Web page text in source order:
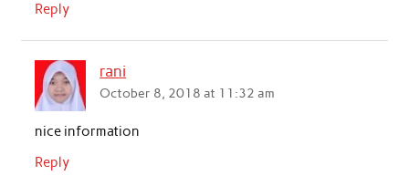
Reply
rani
October 8, 2018 at 11:32 am
nice information
Reply